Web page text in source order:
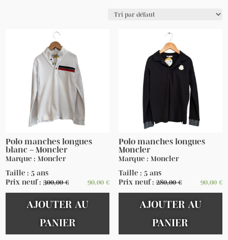
Polo manches longues
blanc – Moncler
Marque : Moncler
Taille : 5 ans
Prix neuf :300,00€ 90,00 €
AJOUTER AU
PANIER
Polo manches longues
Moncler
Marque : Moncler
Taille : 5 ans
Prix neuf :280,00€ 90,00 €
AJOUTER AU
PANIER